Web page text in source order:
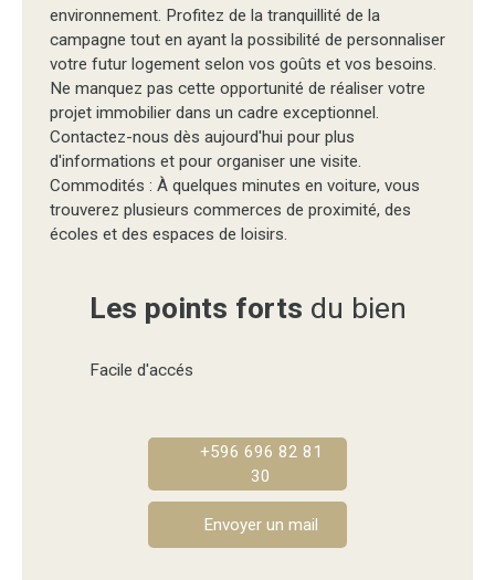
environnement. Profitez de la tranquillité de la
campagne tout en ayant la possibilité de personnaliser
votre futur logement selon vos goûts et vos besoins.
Ne manquez pas cette opportunité de réaliser votre
projet immobilier dans un cadre exceptionnel.
Contactez-nous dès aujourd'hui pour plus
d'informations et pour organiser une visite.
Commodités : À quelques minutes en voiture, vous
trouverez plusieurs commerces de proximité, des
écoles et des espaces de loisirs.
Les points forts du bien
Facile d'accés
+596 696 82 81
30
Envoyer un mail